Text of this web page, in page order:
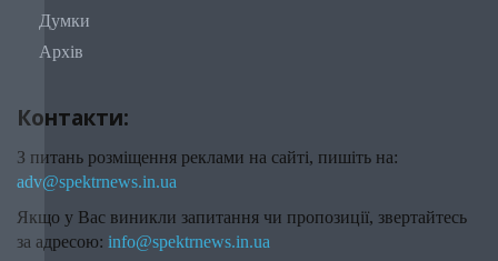
Думки
Архів
Контакти:
З питань розміщення реклами на сайті, пишіть на:
adv@spektrnews.in.ua
Якщо у Вас виникли запитання чи пропозиції, звертайтесь
за адресою: info@spektrnews.in.ua